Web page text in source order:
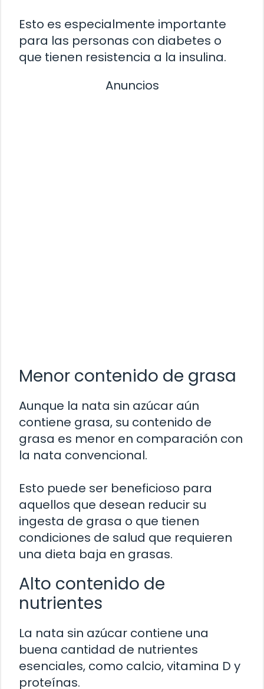
Esto es especialmente importante
para las personas con diabetes o
que tienen resistencia a la insulina.
Anuncios
Menor contenido de grasa
Aunque la nata sin azúcar aún
contiene grasa, su contenido de
grasa es menor en comparación con
la nata convencional.
Esto puede ser beneficioso para
aquellos que desean reducir su
ingesta de grasa o que tienen
condiciones de salud que requieren
una dieta baja en grasas.
Alto contenido de
nutrientes
La nata sin azúcar contiene una
buena cantidad de nutrientes
esenciales, como calcio, vitamina D y
proteínas.